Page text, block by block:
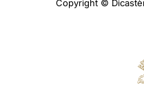
Copyright ©